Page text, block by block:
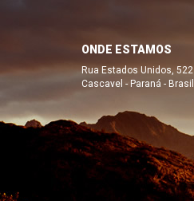
ONDE ESTAMOS
Rua Estados Unidos, 522
Cascavel - Paraná - Brasil